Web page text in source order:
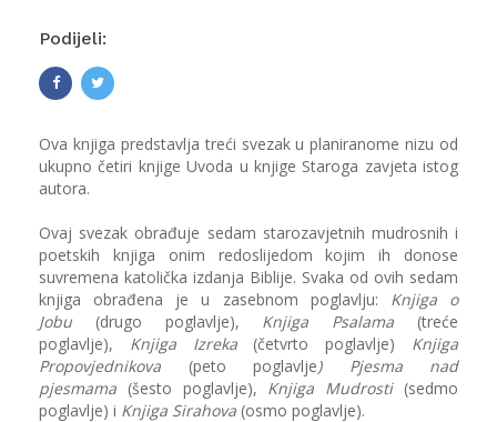
Podijeli:
Ova knjiga predstavlja treći svezak u planiranome nizu od
ukupno četiri knjige Uvoda u knjige Staroga zavjeta istog
autora.
Ovaj svezak obrađuje sedam starozavjetnih mudrosnih i
poetskih knjiga onim redoslijedom kojim ih donose
suvremena katolička izdanja Biblije. Svaka od ovih sedam
knjiga obrađena je u zasebnom poglavlju: Knjiga o
Jobu (drugo poglavlje), Knjiga Psalama (treće
poglavlje), Knjiga Izreka(četvrto poglavlje) Knjiga
Propovjednikova (peto poglavlje) Pjesma nad
pjesmama (šesto poglavlje), Knjiga Mudrosti(sedmo
poglavlje) i Knjiga Sirahova (osmo poglavlje).